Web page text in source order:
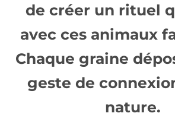
de créer un rituel
avec ces animaux
Chaque graine
geste de
nature.